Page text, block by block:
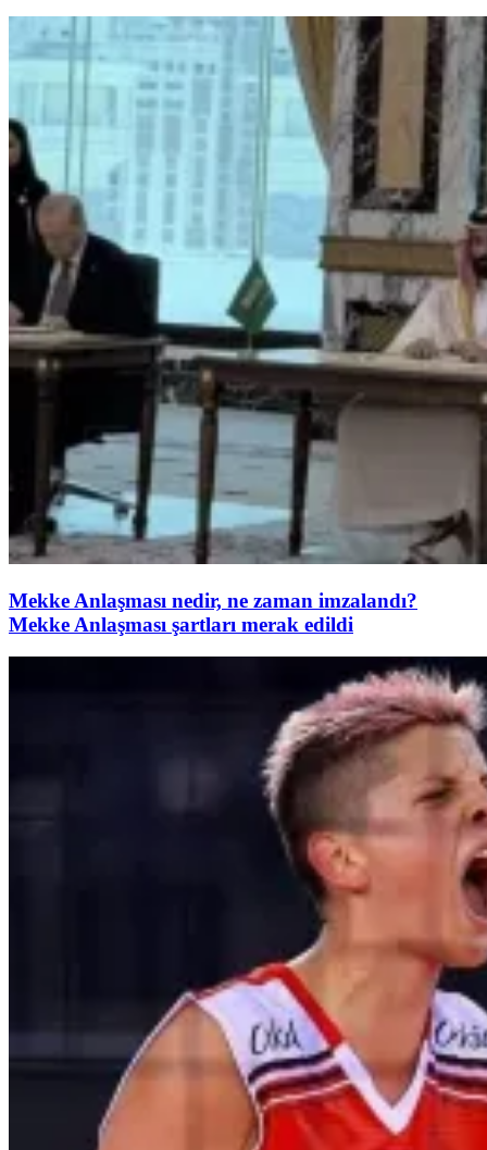
Mekke Anlaşması nedir, ne zaman imzalandı?
Mekke Anlaşması şartları merak edildi